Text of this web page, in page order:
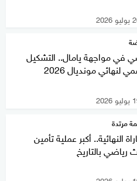
في مواجهة يامال.. التشكيل
لنهائي مونديال 2026
مرتدة
النهائية.. أكبر عملية تأمين
رياضي بالتاريخ